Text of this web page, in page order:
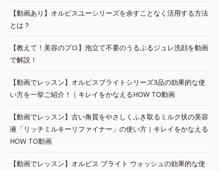
【動画あり】オルビスユーシリーズを余すことなく活用する方法
とは？
【教えて！美容のプロ】泡立て不要のうるぷるジュレ洗顔を動画
で解説！
【動画でレッスン】オルビスブライトシリーズ3品の効果的な使
い方を一挙ご紹介！｜キレイをかなえるHOW TO動画
【動画でレッスン】古い角質をやさしくふき取るミルク状の美容
液「リッチミルキーリファイナー」の使い方｜キレイをかなえる
HOW TO動画
【動画でレッスン】オルビス ブライト ウォッシュの効果的な使